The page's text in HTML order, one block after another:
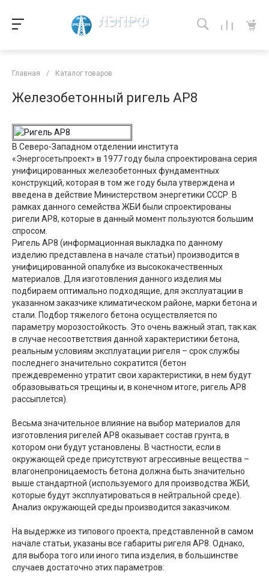
Главная / Каталог товаров
Железобетонный ригель АР8
В Северо-Западном отделении института
«Энергосетьпроект» в 1977 году была спроектирована серия
унифицированных железобетонных фундаментных
конструкций, которая в том же году была утверждена и
введена в действие Министерством энергетики СССР. В
рамках данного семейства ЖБИ были спроектированы
ригели АР8, которые в данный момент пользуются большим
спросом.
Ригель АР8 (информационная выкладка по данному
изделию представлена в начале статьи) производится в
унифицированной опалубке из высококачественных
материалов. Для изготовления данного изделия мы
подбираем оптимально подходящие, для эксплуатации в
указанном заказчике климатическом районе, марки бетона и
стали. Подбор тяжелого бетона осуществляется по
параметру морозостойкость. Это очень важный этап, так как
в случае несоответствия данной характеристики бетона,
реальным условиям эксплуатации ригеля – срок службы
последнего значительно сократится (бетон
преждевременно утратит свои характеристики, в нем будут
образовываться трещины и, в конечном итоге, ригель АР8
рассыплется).
Весьма значительное влияние на выбор материалов для
изготовления ригелей АР8 оказывает состав грунта, в
котором они будут установлены. В частности, если в
окружающей среде присутствуют агрессивные вещества –
влагонепроницаемость бетона должна быть значительно
выше стандартной (используемого для производства ЖБИ,
которые будут эксплуатироваться в нейтральной среде).
Анализ окружающей среды производится заказчиком.
На выдержке из типового проекта, представленной в самом
начале статьи, указаны все габариты ригеля АР8. Однако,
для выбора того или иного типа изделия, в большинстве
случаев достаточно этих параметров: